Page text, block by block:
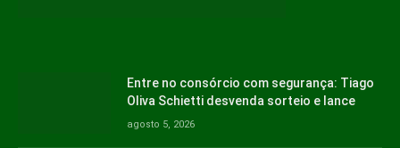
Entre no consórcio com segurança: Tiago
Oliva Schietti desvenda sorteio e lance
agosto 5, 2026